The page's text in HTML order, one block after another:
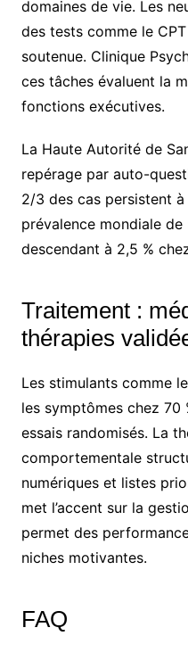
domaines de vie. Les
des tests comme le
soutenue. Clinique
ces tâches évaluent la
fonctions exécutives.
La Haute Autorité de
repérage par auto-
2/3 des cas persistent à
prévalence mondiale
descendant à 2,5 %
Traitement :
thérapies
Les stimulants comme
les symptômes chez 70
essais randomisés. La
comportementale
numériques et listes
met l’accent sur la
permet des
niches motivantes.
FAQ